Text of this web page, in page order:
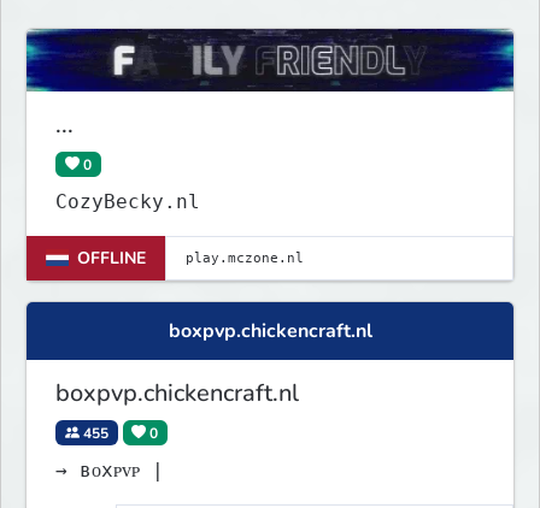
...
0
CozyBecky.nl
OFFLINE
boxpvp.chickencraft.nl
boxpvp.chickencraft.nl
455 0
→ ʙᴏxᴘᴠᴘ |